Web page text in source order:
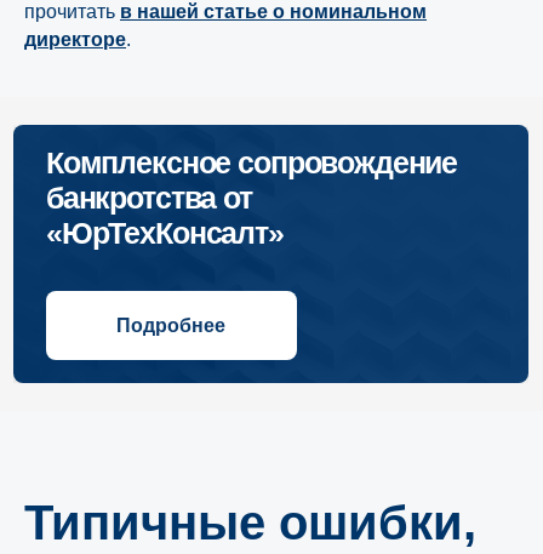
прочитать в нашей статье о номинальном
директоре.
Типичные ошибки,